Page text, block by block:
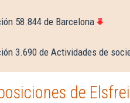
58.844 de Barcelona
3.690 de Actividades de
de